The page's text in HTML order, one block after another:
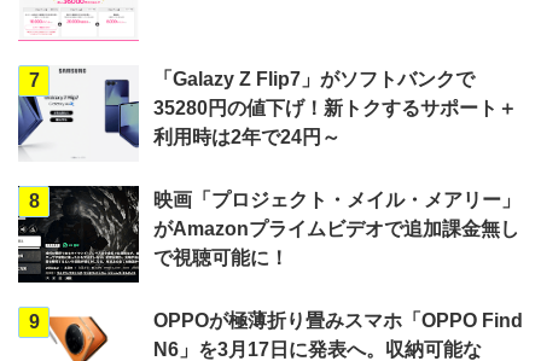
7
「Galazy Z Flip7」がソフトバンクで
35280円の値下げ！新トクするサポート＋
利用時は2年で24円～
8
映画「プロジェクト・メイル・メアリー」
がAmazonプライムビデオで追加課金無し
で視聴可能に！
9
OPPOが極薄折り畳みスマホ「OPPO Find
N6」を3月17日に発表へ。収納可能な